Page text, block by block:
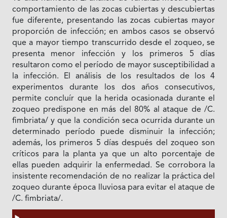
comportamiento de las zocas cubiertas y descubiertas
fue diferente, presentando las zocas cubiertas mayor
proporción de infección; en ambos casos se observó
que a mayor tiempo transcurrido desde el zoqueo, se
presenta menor infección y los primeros 5 días
resultaron como el período de mayor susceptibilidad a
la infección. El análisis de los resultados de los 4
experimentos durante los dos años consecutivos,
permite concluír que la herida ocasionada durante el
zoqueo predispone en más del 80% al ataque de /C.
fimbriata/ y que la condición seca ocurrida durante un
determinado período puede disminuir la infección;
además, los primeros 5 días después del zoqueo son
críticos para la planta ya que un alto porcentaje de
ellas pueden adquirir la enfermedad. Se corrobora la
insistente recomendación de no realizar la práctica del
zoqueo durante época lluviosa para evitar el ataque de
/C. fimbriata/.